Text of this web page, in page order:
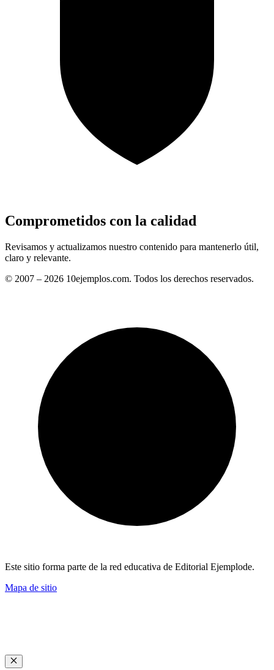
Comprometidos con la calidad
Revisamos y actualizamos nuestro contenido para mantenerlo útil,
claro y relevante.
© 2007 – 2026 10ejemplos.com. Todos los derechos reservados.
Este sitio forma parte de la red educativa de Editorial Ejemplode.
Mapa de sitio